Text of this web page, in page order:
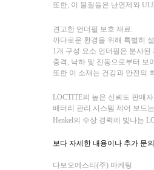
또한, 이 물질들은 난연제와
견고한 언더필 보호 재료:
까다로운 환경을 위해 특별히
1개 구성 요소 언더필은 분사
충격, 낙하 및 진동으로부터 보
또한 이 소재는 건강과 안전의
LOCTITE의 높은 신뢰도 판매자:
배터리 관리 시스템 제어 보드
Henkel의 수상 경력에 빛나는
보다 자세한 내용이나 추가 문
다보오에스티(주) 마케팅